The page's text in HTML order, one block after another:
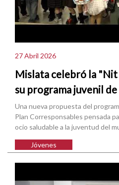
27 Abril 2026
Mislata celebró la
su programa juvenil
Una nueva propuesta del
Plan Corresponsables pensada
ocio saludable a la juventud del
Jóvenes